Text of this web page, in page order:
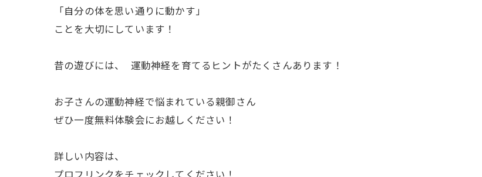
「自分の体を思い通りに動かす」
ことを大切にしています！
昔の遊びには、 運動神経を育てるヒントがたくさんあります！
お子さんの運動神経で悩まれている親御さん
ぜひ一度無料体験会にお越しください！
詳しい内容は、
プロフリンクをチェックしてください！